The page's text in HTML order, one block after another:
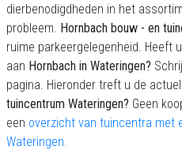
dierbenodigdheden in het
probleem. Hornbach bouw - en
ruime parkeergelegenheid. Heeft
aan Hornbach in Wateringen?
pagina. Hieronder treft u de
tuincentrum Wateringen? Geen
een overzicht van tuincentra met
Wateringen.